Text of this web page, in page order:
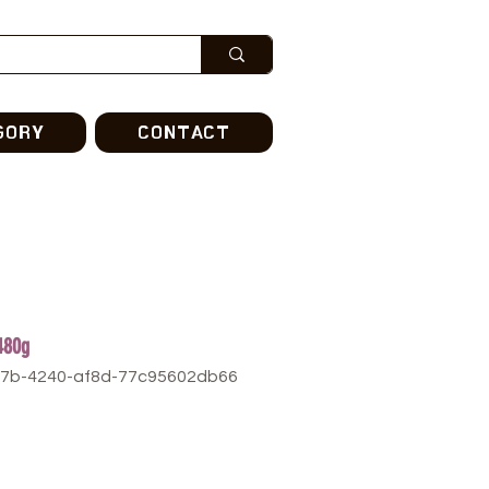
CONTACT
4240-af8d-77c95602db66